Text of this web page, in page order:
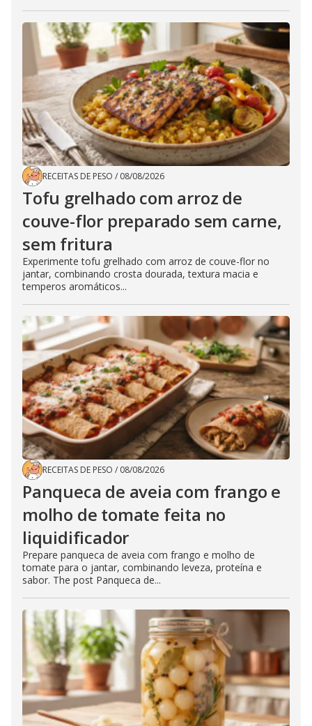
RECEITAS DE PESO / 08/08/2026
Tofu grelhado com arroz de
couve-flor preparado sem carne,
sem fritura
Experimente tofu grelhado com arroz de couve-flor no
jantar, combinando crosta dourada, textura macia e
temperos aromáticos...
RECEITAS DE PESO / 08/08/2026
Panqueca de aveia com frango e
molho de tomate feita no
liquidificador
Prepare panqueca de aveia com frango e molho de
tomate para o jantar, combinando leveza, proteína e
sabor. The post Panqueca de...